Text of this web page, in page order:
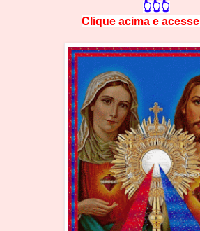
👆👆👆
Clique acima e acesse